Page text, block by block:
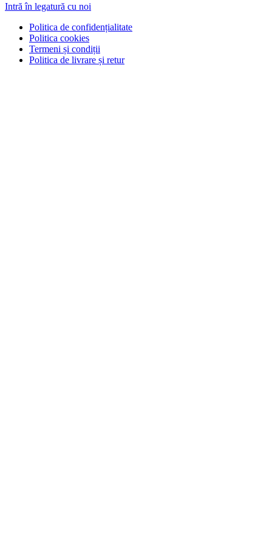
Intră în legatură cu noi
Politica de confidențialitate
Politica cookies
Termeni și condiții
Politica de livrare și retur